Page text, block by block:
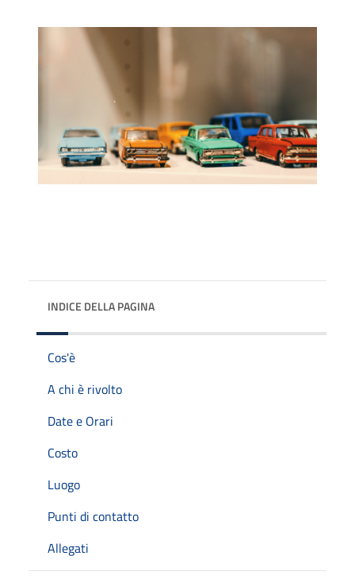
INDICE DELLA PAGINA
Cos'è
A chi è rivolto
Date e Orari
Costo
Luogo
Punti di contatto
Allegati